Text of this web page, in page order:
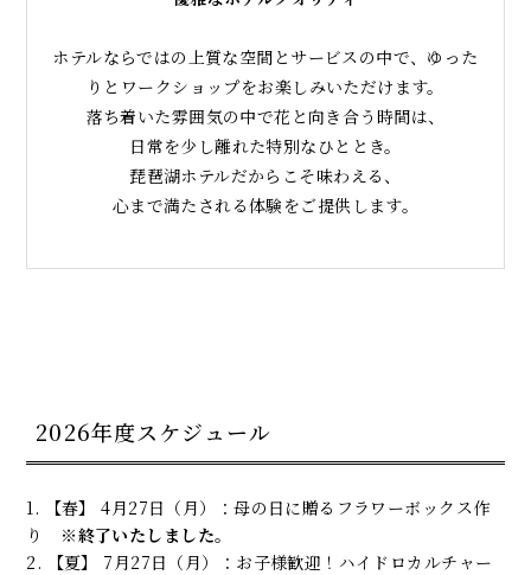
ホテルならではの上質な空間とサービスの中で、ゆった
りとワークショップをお楽しみいただけます。
落ち着いた雰囲気の中で花と向き合う時間は、
日常を少し離れた特別なひととき。
琵琶湖ホテルだからこそ味わえる、
心まで満たされる体験をご提供します。
2026年度スケジュール
1. 【春】 4月27日（月）：母の日に贈るフラワーボックス作
り ※終了いたしました。
2. 【夏】 7月27日（月）：お子様歓迎！ハイドロカルチャー